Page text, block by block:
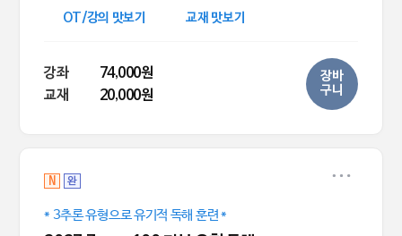
OT/강의 맛보기 교재 맛보기
강좌
74,000원
교재
20,000원
장바
구니
N 완
* 3추론 유형으로 유기적 독해 훈련 *